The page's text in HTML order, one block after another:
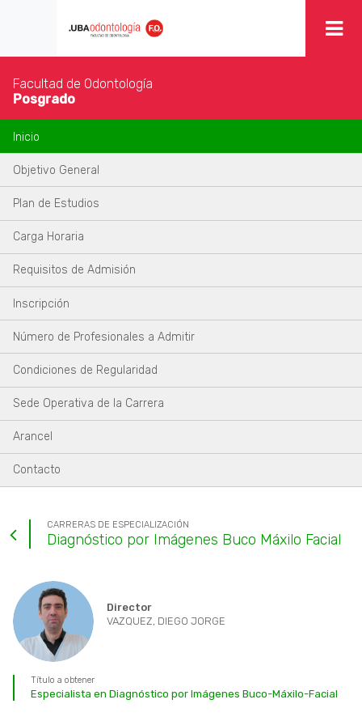
Facultad de Odontología
Posgrado
Inicio
Objetivo General
Plan de Estudios
Carga Horaria
Requisitos de Admisión
Inscripción
Número de Profesionales a Admitir
Condiciones de Regularidad
Sede Operativa de la Carrera
Arancel
Contacto
CARRERAS DE ESPECIALIZACIÓN
Diagnóstico por Imágenes Buco Máxilo Facial
Director
VAZQUEZ, DIEGO JORGE
Título a obtener
Especialista en Diagnóstico por Imágenes Buco-Máxilo-Facial